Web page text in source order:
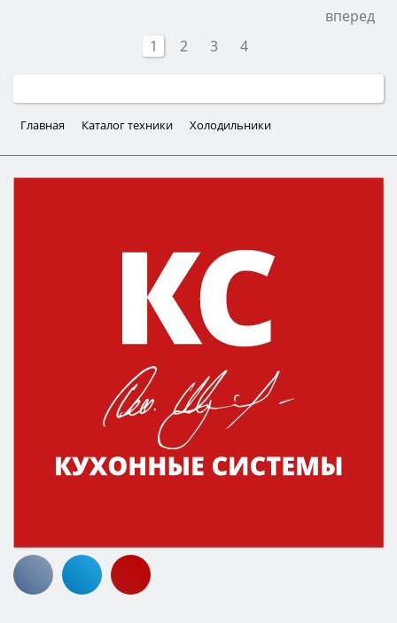
вперед
1
2 3 4
Главная Каталог техники Холодильники